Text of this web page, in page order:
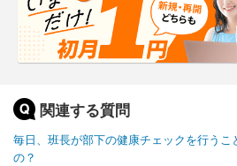
関連する質問
毎日、班長が部下の健康チェックを行うこ
の？